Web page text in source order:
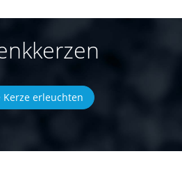
erleuchten